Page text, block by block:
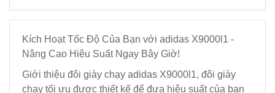
Kích Hoạt Tốc Độ Của Bạn với adidas X9000l1 -
Nâng Cao Hiệu Suất Ngay Bây Giờ!
Giới thiệu đôi giày chạy adidas X9000l1, đôi giày
chạy tối ưu được thiết kế để đưa hiệu suất của bạn